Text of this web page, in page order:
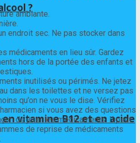
?
en vitamine B12 et en acide
ambiante.
endroit sec. Ne pas stocker dans
médicaments en lieu sûr. Gardez
hors de la portée des enfants et
inutilisés ou périmés. Ne jetez
dans les toilettes et ne versez pas
qu’on ne vous le dise. Vérifiez
si vous avez des questions
de jeter les médicaments. Il peut
de reprise de médicaments